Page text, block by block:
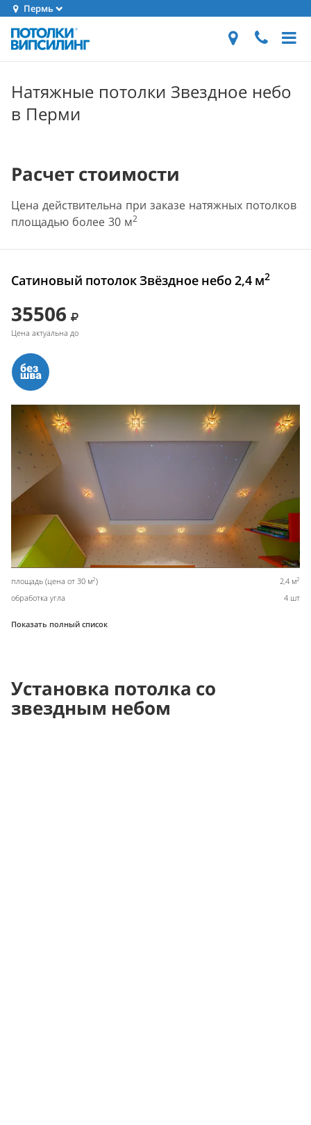
Пермь
Натяжные потолки Звездное небо
в Перми
Расчет стоимости
Цена действительна при заказе натяжных потолков
площадью более 30 м2
Сатиновый потолок Звёздное небо 2,4 м2
35506
Цена актуальна до
площадь (цена от 30 м2) 2,4 м2
обработка угла 4 шт
Показать полный список
Установка потолка со
звездным небом